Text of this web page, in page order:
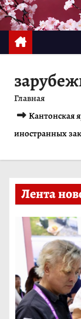
с
о
о
Главная
Кантонская
иностранных
Лента